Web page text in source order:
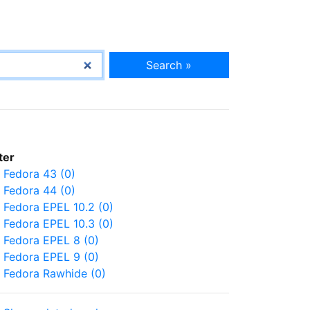
Search »
Fedora 43 (0)
Fedora 44 (0)
Fedora EPEL 10.2 (0)
Fedora EPEL 10.3 (0)
Fedora EPEL 8 (0)
Fedora EPEL 9 (0)
Fedora Rawhide (0)